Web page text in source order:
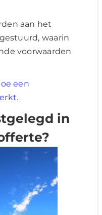
aan het
waarin
voorwaarden
een
.
in